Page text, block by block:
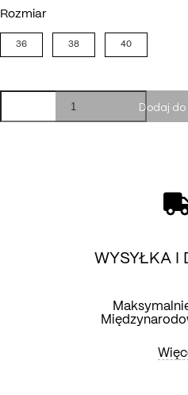
Rozmiar
36 38 40
Alisa
Dodaj
WYSYŁKA I